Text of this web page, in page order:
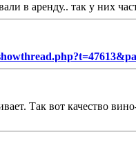
в аренду.. так у них
Так вот качество